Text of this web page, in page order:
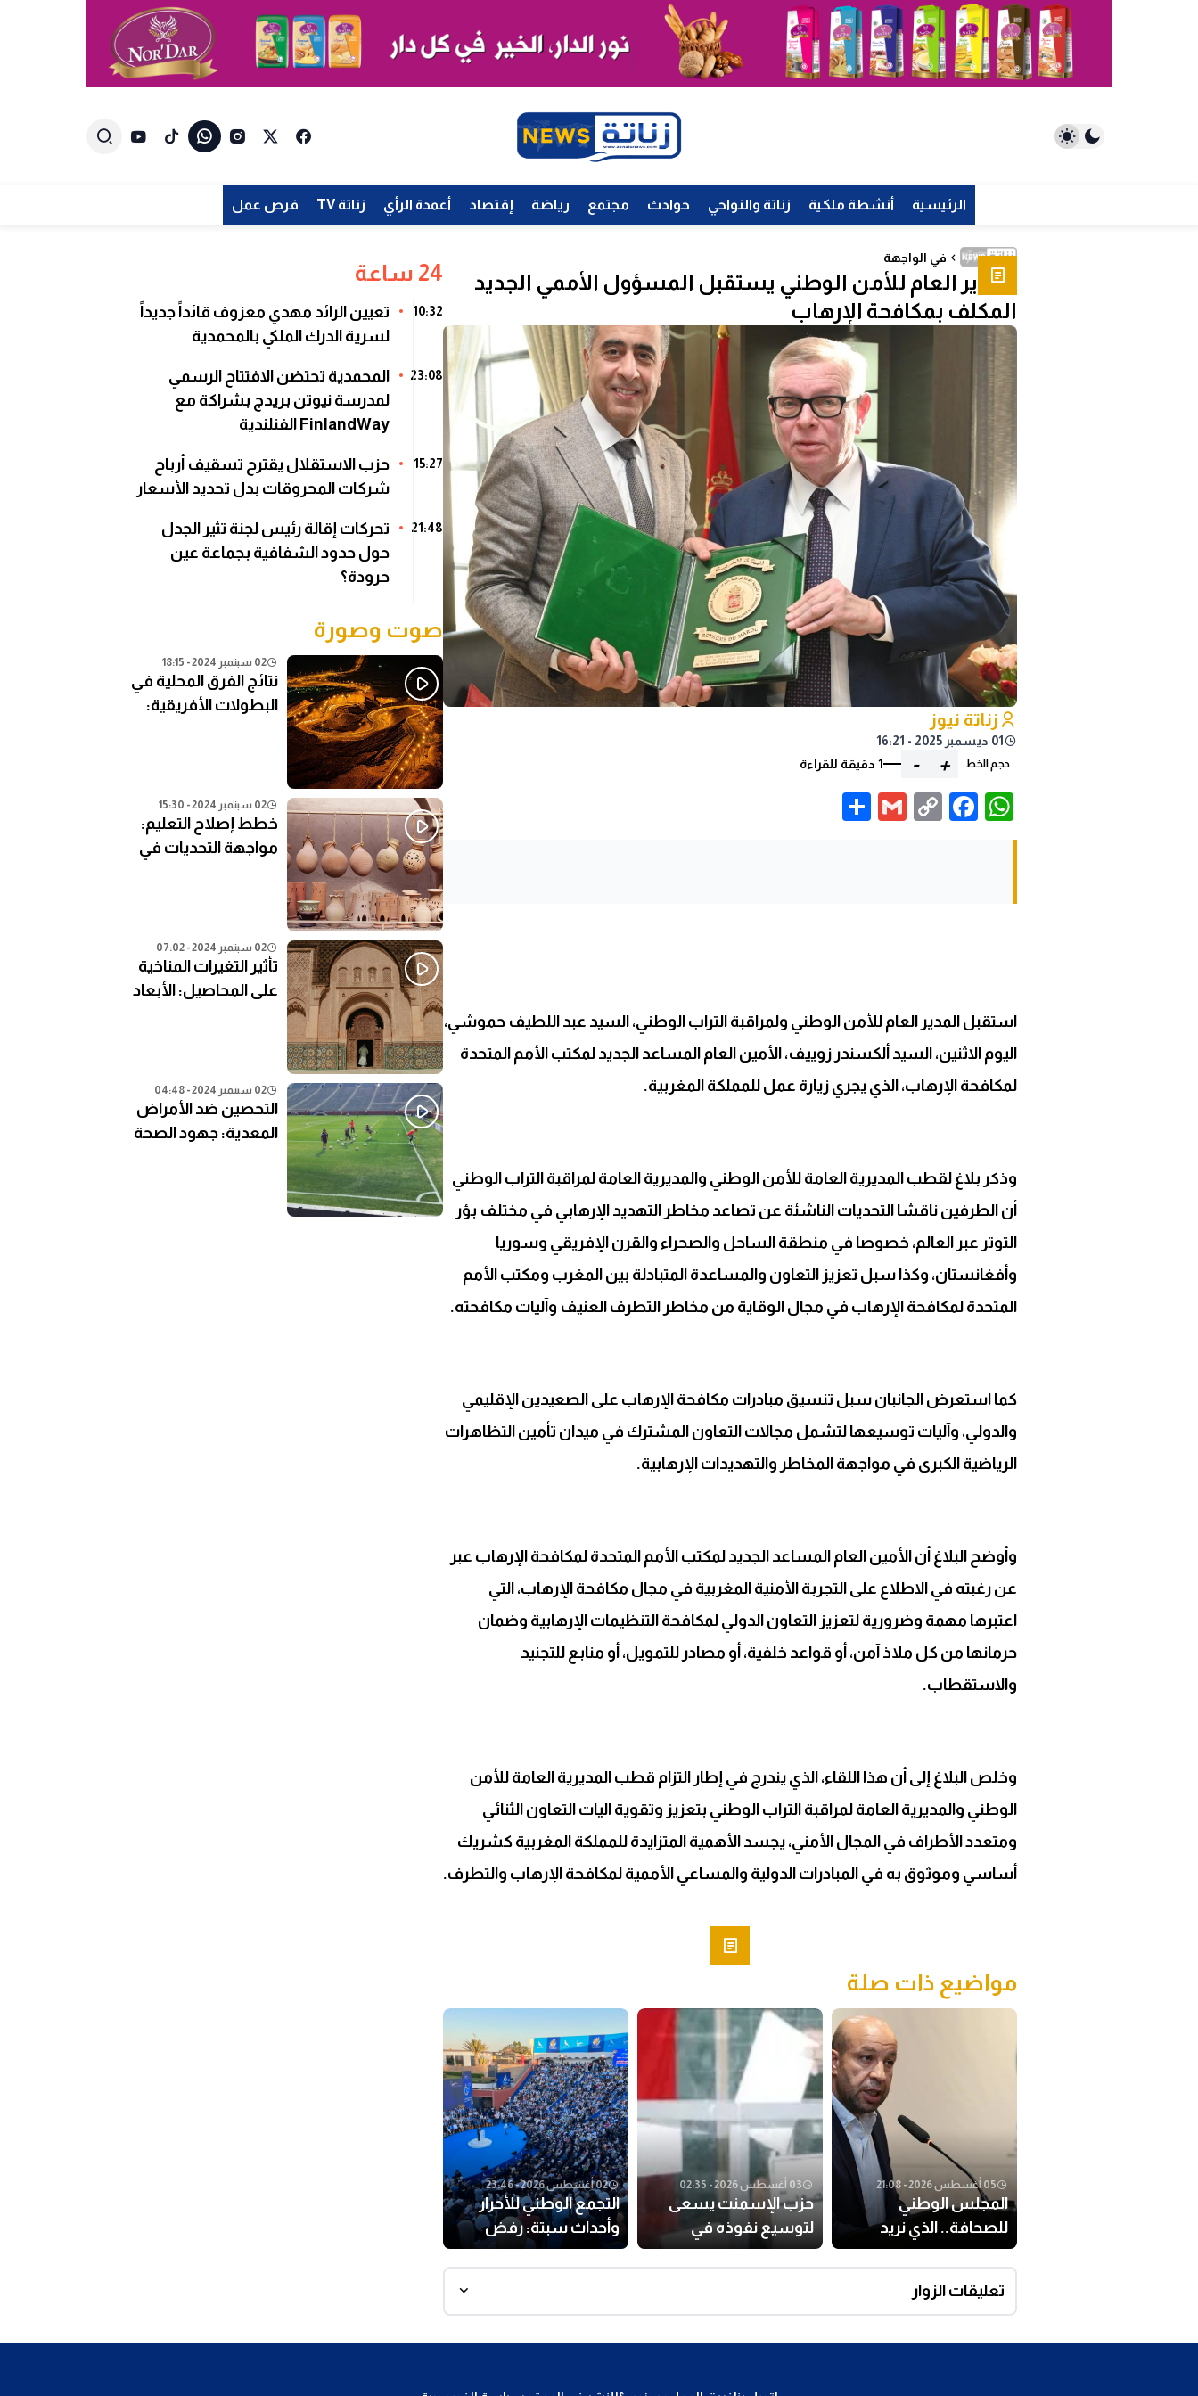
الرئيسية أنشطة ملكية زناتة والنواحي حوادث مجتمع رياضة إقتصاد أعمدة الرأي زناتة TV فرص عمل
في الواجهة
المدير العام للأمن الوطني يستقبل المسؤول الأممي الجديد
المكلف بمكافحة الإرهاب
زناتة نيوز
01 ديسمبر 2025 - 16:21
حجم الخط +
- 1 دقيقة للقراءة
WhatsApp
Facebook
Copy
Gmail
استقبل المدير العام للأمن الوطني ولمراقبة التراب الوطني، السيد عبد اللطيف حموشي،
اليوم الاثنين، السيد ألكسندر زوييف، الأمين العام المساعد الجديد لمكتب الأمم المتحدة
لمكافحة الإرهاب، الذي يجري زيارة عمل للمملكة المغربية.
وذكر بلاغ لقطب المديرية العامة للأمن الوطني والمديرية العامة لمراقبة التراب الوطني
أن الطرفين ناقشا التحديات الناشئة عن تصاعد مخاطر التهديد الإرهابي في مختلف بؤر
التوتر عبر العالم، خصوصا في منطقة الساحل والصحراء والقرن الإفريقي وسوريا
وأفغانستان، وكذا سبل تعزيز التعاون والمساعدة المتبادلة بين المغرب ومكتب الأمم
المتحدة لمكافحة الإرهاب في مجال الوقاية من مخاطر التطرف العنيف وآليات مكافحته.
كما استعرض الجانبان سبل تنسيق مبادرات مكافحة الإرهاب على الصعيدين الإقليمي
والدولي، وآليات توسيعها لتشمل مجالات التعاون المشترك في ميدان تأمين التظاهرات
الرياضية الكبرى في مواجهة المخاطر والتهديدات الإرهابية.
وأوضح البلاغ أن الأمين العام المساعد الجديد لمكتب الأمم المتحدة لمكافحة الإرهاب عبر
عن رغبته في الاطلاع على التجربة الأمنية المغربية في مجال مكافحة الإرهاب، التي
اعتبرها مهمة وضرورية لتعزيز التعاون الدولي لمكافحة التنظيمات الإرهابية وضمان
حرمانها من كل ملاذ آمن، أو قواعد خلفية، أو مصادر للتمويل، أو منابع للتجنيد
والاستقطاب.
وخلص البلاغ إلى أن هذا اللقاء، الذي يندرج في إطار التزام قطب المديرية العامة للأمن
الوطني والمديرية العامة لمراقبة التراب الوطني بتعزيز وتقوية آليات التعاون الثنائي
ومتعدد الأطراف في المجال الأمني، يجسد الأهمية المتزايدة للمملكة المغربية كشريك
أساسي وموثوق به في المبادرات الدولية والمساعي الأممية لمكافحة الإرهاب والتطرف.
مواضيع ذات صلة
05 أغسطس 2026 - 21:08
المجلس الوطني
للصحافة.. الذي نريد
03 أغسطس 2026 - 02:35
حزب الإسمنت يسعى
لتوسيع نفوذه في
انتخابات عين الشق
02 أغسطس 2026 - 23:46
التجمع الوطني للأحرار
وأحداث سبتة: رفض
المزايدات
تعليقات الزوار
24 ساعة
10:32
تعيين الرائد مهدي معزوف قائداً جديداً
لسرية الدرك الملكي بالمحمدية
23:08
المحمدية تحتضن الافتتاح الرسمي
لمدرسة نيوتن بريدج بشراكة مع
FinlandWay الفنلندية
15:27
حزب الاستقلال يقترح تسقيف أرباح
شركات المحروقات بدل تحديد الأسعار
21:48
تحركات إقالة رئيس لجنة تثير الجدل
حول حدود الشفافية بجماعة عين
حرودة؟
صوت وصورة
02 سبتمبر 2024 - 18:15
نتائج الفرق المحلية في
البطولات الأفريقية:
02 سبتمبر 2024 - 15:30
خطط إصلاح التعليم:
مواجهة التحديات في
02 سبتمبر 2024 - 07:02
تأثير التغيرات المناخية
على المحاصيل: الأبعاد
02 سبتمبر 2024 - 04:48
التحصين ضد الأمراض
المعدية: جهود الصحة